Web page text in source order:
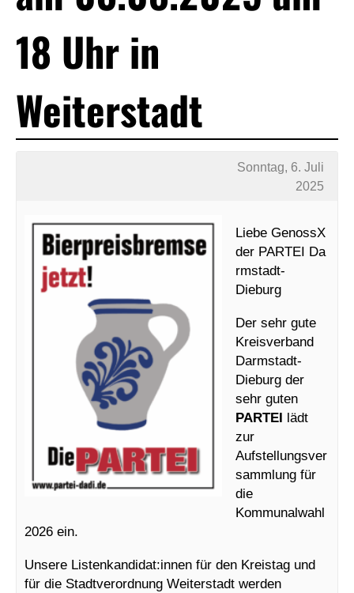
18 Uhr in
Weiterstadt
Sonntag, 6. Juli
2025
Liebe GenossX
der PARTEI Da
rmstadt-
Dieburg
Der sehr gute
Kreisverband
Darmstadt-
Dieburg der
sehr guten
PARTEI lädt
zur
Aufstellungsver
sammlung für
die
Kommunalwahl
2026 ein.
Unsere Listenkandidat:innen für den Kreistag und
für die Stadtverordnung Weiterstadt werden